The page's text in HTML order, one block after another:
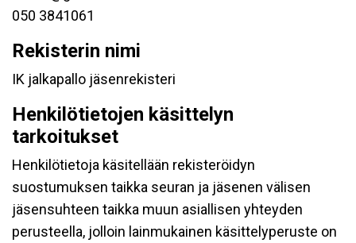
050 3841061
Rekisterin nimi
IK jalkapallo jäsenrekisteri
Henkilötietojen käsittelyn
tarkoitukset
Henkilötietoja käsitellään rekisteröidyn
suostumuksen taikka seuran ja jäsenen välisen
jäsensuhteen taikka muun asiallisen yhteyden
perusteella, jolloin lainmukainen käsittelyperuste on